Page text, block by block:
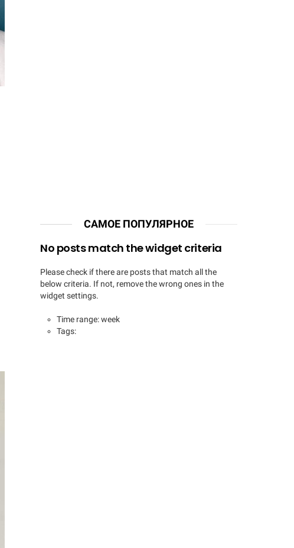
САМОЕ ПОПУЛЯРНОЕ
No posts match the widget criteria
Please check if there are posts that match all the
below criteria. If not, remove the wrong ones in the
widget settings.
Time range: week
Tags: